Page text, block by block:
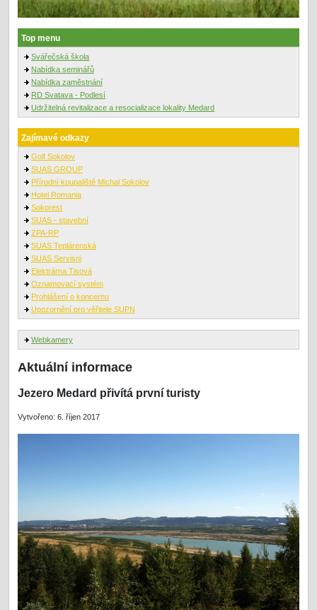
Top menu
Svářečská škola
Nabídka seminářů
Nabídka zaměstnání
RD Svatava - Podlesí
Udržitelná revitalizace a resocializace lokality Medard
Zajímavé odkazy
Golf Sokolov
SUAS GROUP
Přírodní koupaliště Michal Sokolov
Hotel Romania
Sokorest
SUAS - stavební
ZPA-RP
SUAS Teplárenská
SUAS Servisni
Elektrárna Tisová
Oznamovací systém
Prohlášení o koncernu
Upozornění pro věřitele SUPN
Webkamery
Aktuální informace
Jezero Medard přivítá první turisty
Vytvořeno: 6. říjen 2017